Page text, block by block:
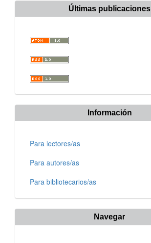
Últimas publicaciones
Información
Para lectores/as
Para autores/as
Para bibliotecarios/as
Navegar